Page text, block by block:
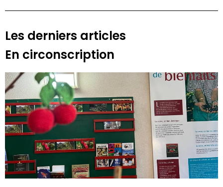
Les derniers articles
En circonscription